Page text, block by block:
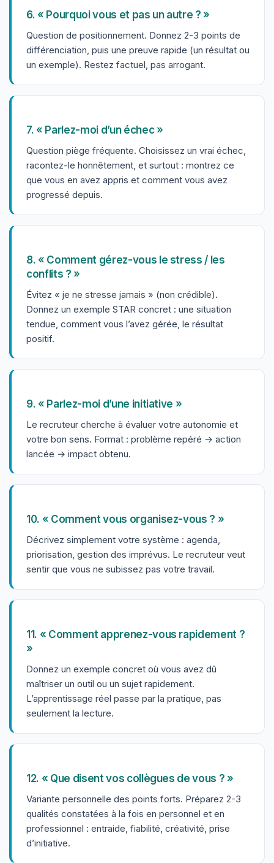
6. « Pourquoi vous et pas un autre ? »
Question de positionnement. Donnez 2-3 points de
différenciation, puis une preuve rapide (un résultat ou
un exemple). Restez factuel, pas arrogant.
7. « Parlez-moi d’un échec »
Question piège fréquente. Choisissez un vrai échec,
racontez-le honnêtement, et surtout : montrez ce
que vous en avez appris et comment vous avez
progressé depuis.
8. « Comment gérez-vous le stress / les
conflits ? »
Évitez « je ne stresse jamais » (non crédible).
Donnez un exemple STAR concret : une situation
tendue, comment vous l’avez gérée, le résultat
positif.
9. « Parlez-moi d’une initiative »
Le recruteur cherche à évaluer votre autonomie et
votre bon sens. Format : problème repéré → action
lancée → impact obtenu.
10. « Comment vous organisez-vous ? »
Décrivez simplement votre système : agenda,
priorisation, gestion des imprévus. Le recruteur veut
sentir que vous ne subissez pas votre travail.
11. « Comment apprenez-vous rapidement ?
»
Donnez un exemple concret où vous avez dû
maîtriser un outil ou un sujet rapidement.
L’apprentissage réel passe par la pratique, pas
seulement la lecture.
12. « Que disent vos collègues de vous ? »
Variante personnelle des points forts. Préparez 2-3
qualités constatées à la fois en personnel et en
professionnel : entraide, fiabilité, créativité, prise
d’initiative.